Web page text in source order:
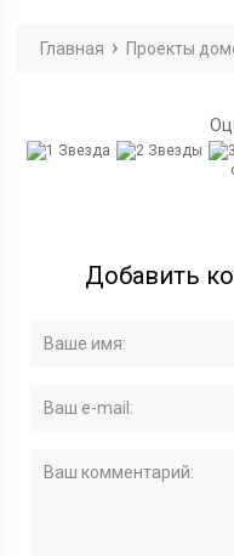
Главная Проекты
Добавить